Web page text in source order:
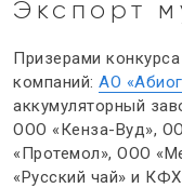
Экспорт
Призерами конкурса
компаний: АО
аккумуляторный
ООО «Кенза-Вуд»,
«Протемол», ООО
«Русский чай» и